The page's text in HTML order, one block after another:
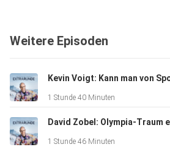
Weitere Episoden
1 Stunde 40 Minuten
1 Stunde 46 Minuten